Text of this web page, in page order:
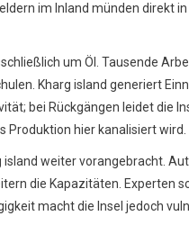
im Inland münden direkt
um Öl. Tausende
Kharg island generiert
bei Rückgängen leidet die
Produktion hier kanalisiert wird.
island weiter vorangebracht.
die Kapazitäten. Experten
macht die Insel jedoch